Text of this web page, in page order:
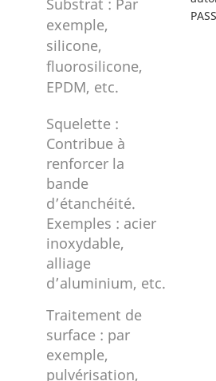
Substrat : Par
exemple,
silicone,
fluorosilicone,
EPDM, etc.
Squelette :
Contribue à
renforcer la
bande
d’étanchéité.
Exemples : acier
inoxydable,
alliage
d’aluminium, etc.
Traitement de
surface : par
exemple,
pulvérisation,